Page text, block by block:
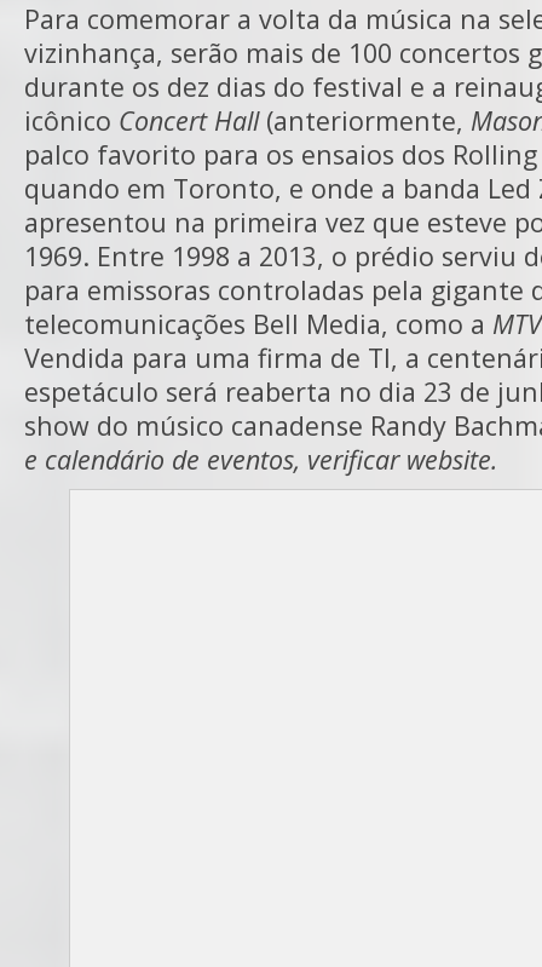
Para comemorar a volta da música na
vizinhança, serão mais de 100 concertos
durante os dez dias do festival e a
icônico Concert Hall(anteriormente,
palco favorito para os ensaios dos
quando em Toronto, e onde a banda Led
apresentou na primeira vez que esteve
1969. Entre 1998 a 2013, o prédio serviu
para emissoras controladas pela gigante
telecomunicações Bell Media, como a
Vendida para uma firma de TI, a
espetáculo será reaberta no dia 23 de
show do músico canadense Randy
e calendário de eventos, verificar website.